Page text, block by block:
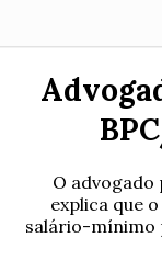
O advogado
explica que
salário-mínimo